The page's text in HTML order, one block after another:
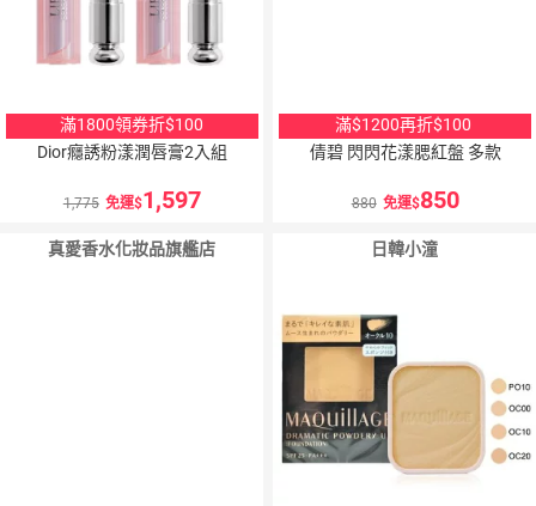
滿1800領券折$100
Dior癮誘粉漾潤唇膏2入組
1,775 免運 1,597
滿$1200再折$100
倩碧 閃閃花漾腮紅盤 多款
880 免運 850
真愛香水化妝品旗艦店 日韓小潼